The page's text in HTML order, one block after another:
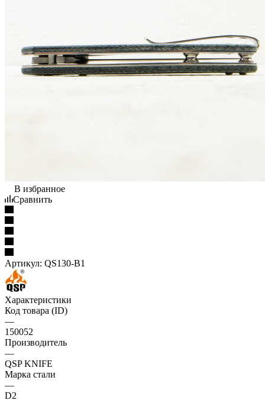
В избранное
Сравнить
Артикул: QS130-B1
Характеристики
Код товара (ID)
—
150052
Производитель
—
QSP KNIFE
Марка стали
—
D2